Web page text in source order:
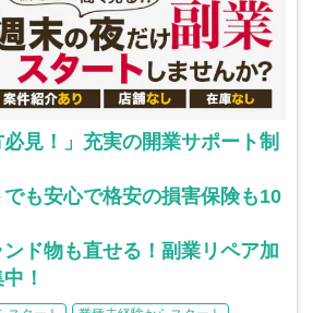
必見！」充実の開業サポート制
も安心で格安の損害保険も10
ド物も直せる！副業リペア加
！